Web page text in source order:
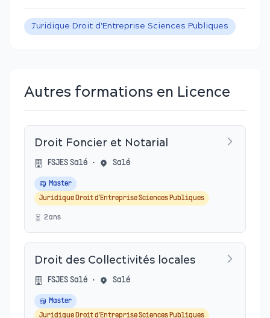
Juridique Droit d'Entreprise Sciences Publiques
Autres formations en Licence
Droit Foncier et Notarial
FSJES Salé • Salé
Master
Juridique Droit d'Entreprise Sciences Publiques
2ans
Droit des Collectivités locales
FSJES Salé • Salé
Master
Juridique Droit d'Entreprise Sciences Publiques